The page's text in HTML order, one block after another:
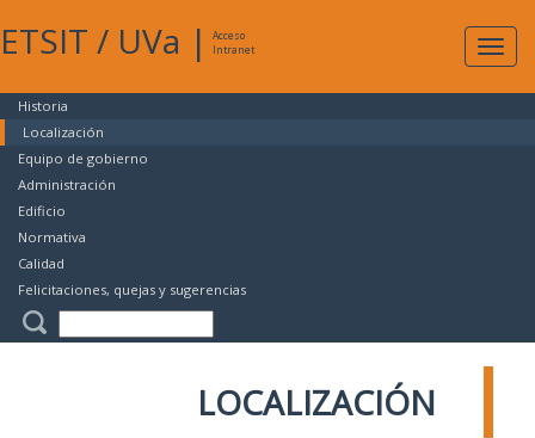
ETSIT / UVa |
Acceso
Intranet
Historia
Localización
Equipo de gobierno
Administración
Edificio
Normativa
Calidad
Felicitaciones, quejas y sugerencias
LOCALIZACIÓN